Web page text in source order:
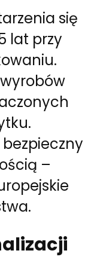
się
lat przy
bezpieczny
–